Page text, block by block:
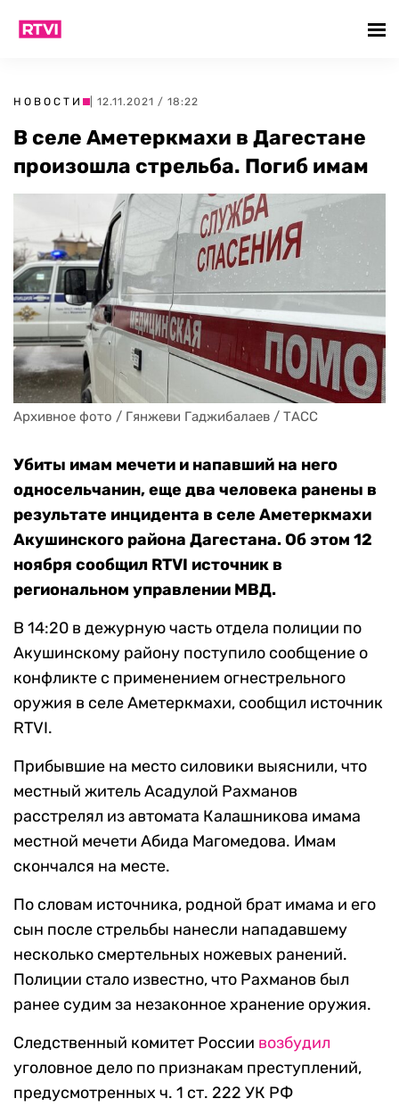
НОВОСТИ | 12.11.2021 / 18:22
В селе Аметеркмахи в Дагестане
произошла стрельба. Погиб имам
Архивное фото / Гянжеви Гаджибалаев / ТАСС
Убиты имам мечети и напавший на него
односельчанин, еще два человека ранены в
результате инцидента в селе Аметеркмахи
Акушинского района Дагестана. Об этом 12
ноября сообщил RTVI источник в
региональном управлении МВД.
В 14:20 в дежурную часть отдела полиции по
Акушинскому району поступило сообщение о
конфликте с применением огнестрельного
оружия в селе Аметеркмахи, сообщил источник
RTVI.
Прибывшие на место силовики выяснили, что
местный житель Асадулой Рахманов
расстрелял из автомата Калашникова имама
местной мечети Абида Магомедова. Имам
скончался на месте.
По словам источника, родной брат имама и его
сын после стрельбы нанесли нападавшему
несколько смертельных ножевых ранений.
Полиции стало известно, что Рахманов был
ранее судим за незаконное хранение оружия.
Следственный комитет России возбудил
уголовное дело по признакам преступлений,
предусмотренных ч. 1 ст. 222 УК РФ